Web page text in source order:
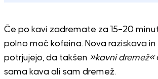
Če po kavi zadremate za 15–20
polno moč kofeina. Nova raziskava
potrjujejo, da takšen »kavni dremež«
sama kava ali sam dremež.